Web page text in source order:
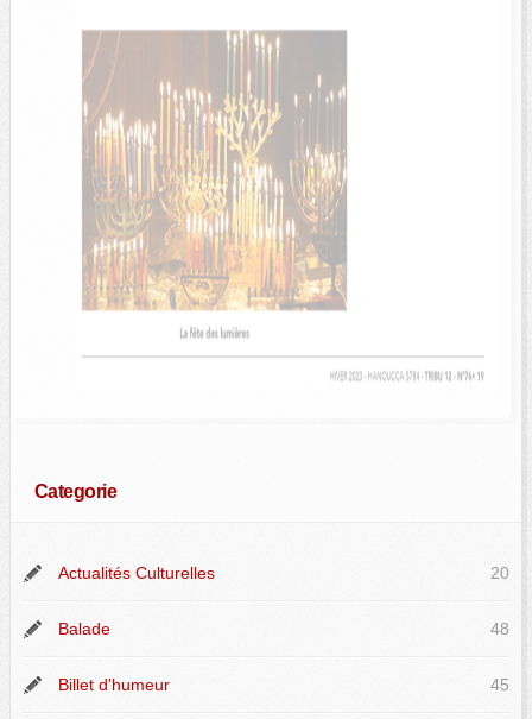
Categorie
Actualités Culturelles 20
Balade 48
Billet d'humeur 45